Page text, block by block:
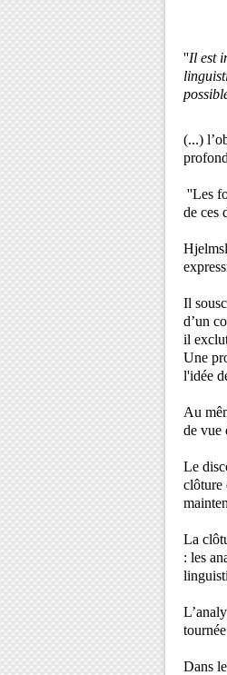
''Il est
(...)
''Les
de ces
Il
d’un
il
Une
l'idée
Au
de vue
Le
clôture
La
: les
Dans